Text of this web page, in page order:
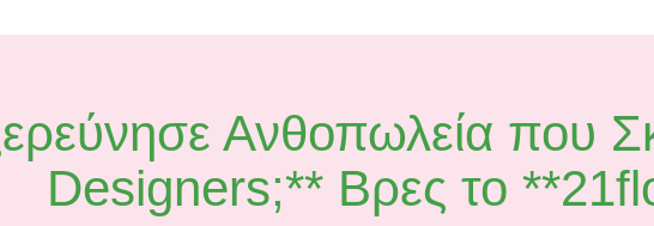
Ανθοπωλεία που
Designers;** Βρες το